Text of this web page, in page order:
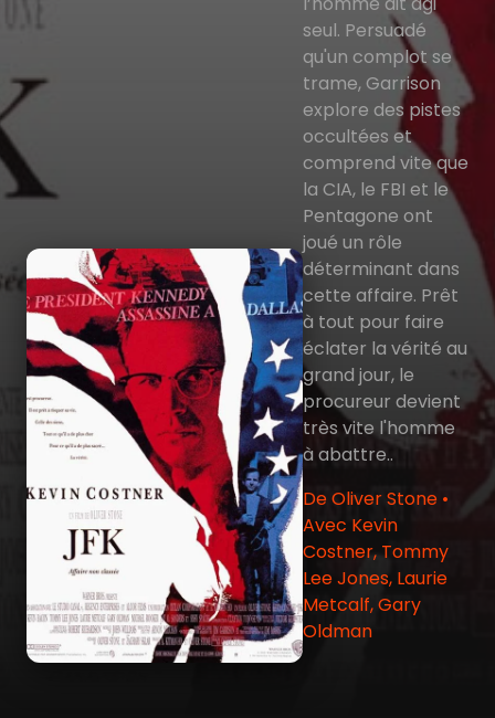
seul. Persuadé
qu'un complot se
trame, Garrison
explore des pistes
occultées et
comprend vite que
la CIA, le FBI et le
Pentagone ont
joué un rôle
déterminant dans
cette affaire. Prêt
à tout pour faire
éclater la vérité au
grand jour, le
procureur devient
très vite l'homme
à abattre..
De Oliver Stone •
Avec Kevin
Costner, Tommy
Lee Jones, Laurie
Metcalf, Gary
Oldman